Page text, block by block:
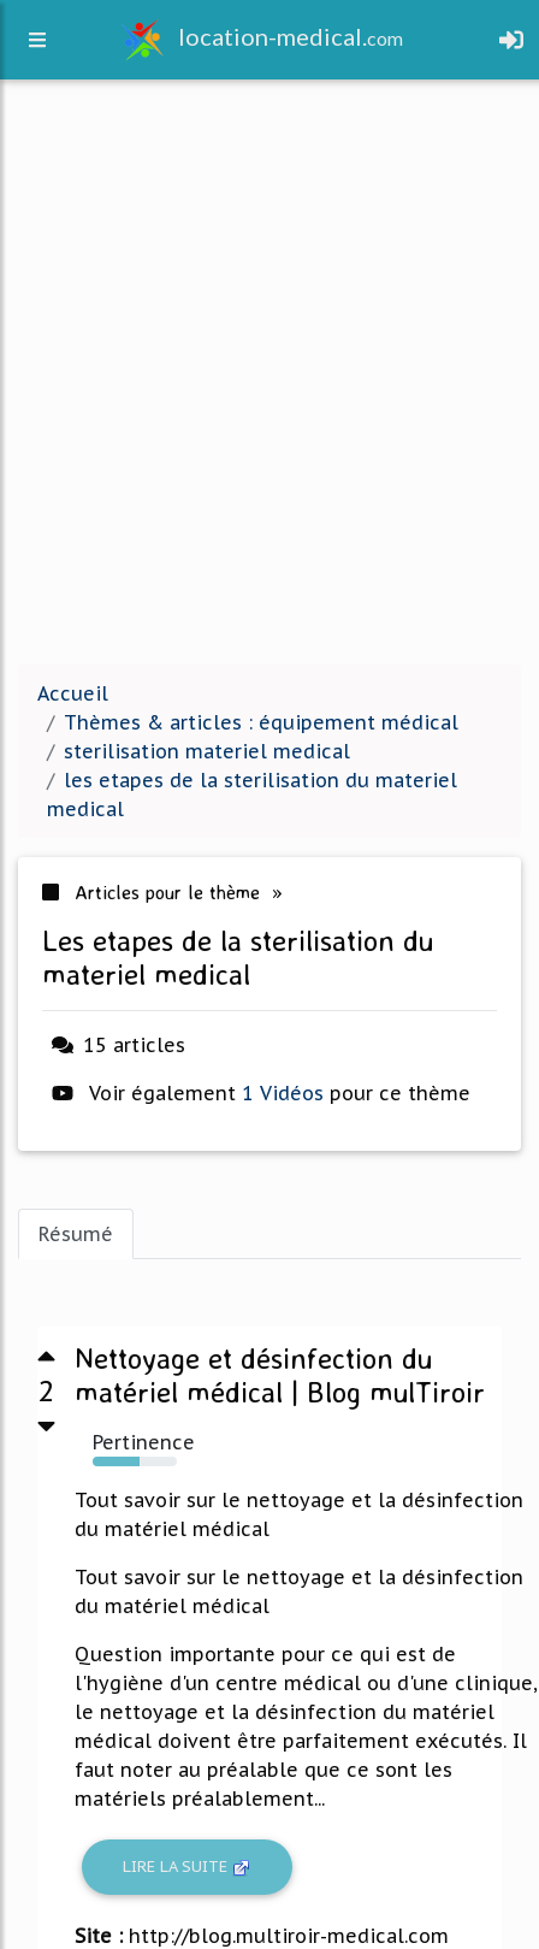
location-medical.com
Accueil
Thèmes & articles : équipement médical
sterilisation materiel medical
les etapes de la sterilisation du materiel
medical
Articles pour le thème »
les etapes de la sterilisation du
materiel medical
15 articles
Voir également 1 Vidéos pour ce thème
Résumé
2
Nettoyage et désinfection du
matériel médical | Blog mulTiroir
Pertinence
55%
Tout savoir sur le nettoyage et la désinfection
du matériel médical
Tout savoir sur le nettoyage et la désinfection
du matériel médical
Question importante pour ce qui est de
l'hygiène d'un centre médical ou d'une clinique,
le nettoyage et la désinfection du matériel
médical doivent être parfaitement exécutés. Il
faut noter au préalable que ce sont les
matériels préalablement...
LIRE LA SUITE
Site : http://blog.multiroir-medical.com